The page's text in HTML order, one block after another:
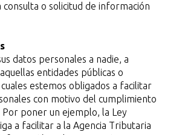
consulta o solicitud de información
datos personales a nadie, a
entidades públicas o
estemos obligados a facilitar
con motivo del cumplimiento
Por poner un ejemplo, la Ley
a facilitar a la Agencia Tributaria